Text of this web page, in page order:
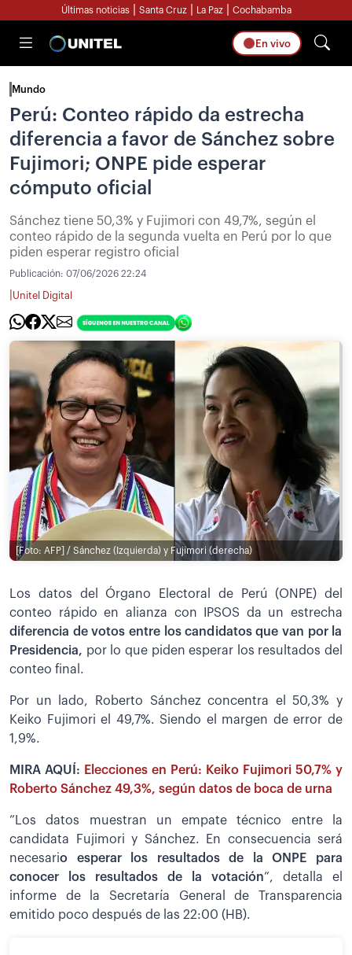
Últimas noticias Santa Cruz La Paz Cochabamba
En vivo
Mundo
Perú: Conteo rápido da estrecha
diferencia a favor de Sánchez sobre
Fujimori; ONPE pide esperar
cómputo oficial
Sánchez tiene 50,3% y Fujimori con 49,7%, según el
conteo rápido de la segunda vuelta en Perú por lo que
piden esperar registro oficial
Publicación: 07/06/2026 22:24
Unitel Digital
[Foto: AFP] / Sánchez (Izquierda) y Fujimori (derecha)
Los datos del Órgano Electoral de Perú (ONPE) del
conteo rápido en alianza con IPSOS da un estrecha
diferencia de votos entre los candidatos que van por la
Presidencia, por lo que piden esperar los resultados del
conteo final.
Por un lado, Roberto Sánchez concentra el 50,3% y
Keiko Fujimori el 49,7%. Siendo el margen de error de
1,9%.
MIRA AQUÍ: Elecciones en Perú: Keiko Fujimori 50,7% y
Roberto Sánchez 49,3%, según datos de boca de urna
”Los datos muestran un empate técnico entre la
candidata Fujimori y Sánchez. En consecuencia será
necesario esperar los resultados de la ONPE para
conocer los resultados de la votación”, detalla el
informe de la Secretaría General de Transparencia
emitido poco después de las 22:00 (HB).